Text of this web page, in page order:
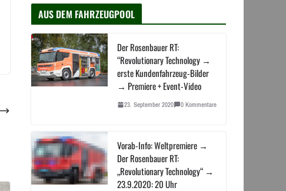
AUS DEM FAHRZEUGPOOL
Der Rosenbauer RT:
“Revolutionary Technology →
erste Kundenfahrzeug-Bilder
→ Premiere + Event-Video
23. September 2020 0 Kommentare
Vorab-Info: Weltpremiere →
Der Rosenbauer RT:
„Revolutionary Technology“ →
23.9.2020: 20 Uhr